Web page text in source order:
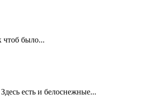
чтоб было...
есть и белоснежные...